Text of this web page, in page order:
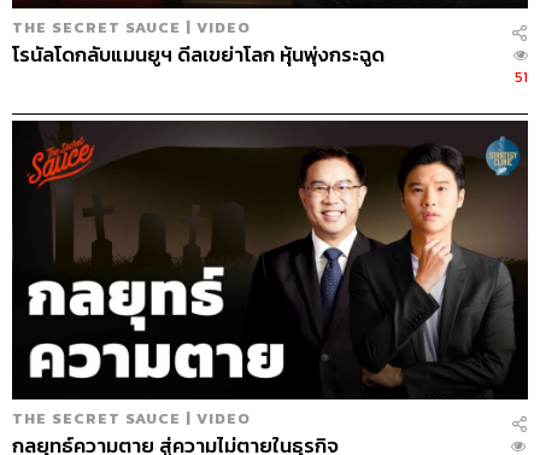
THE SECRET SAUCE | VIDEO
โรนัลโดกลับแมนยูฯ ดีลเขย่าโลก หุ้นพุ่งกระฉูด
51
THE SECRET SAUCE | VIDEO
กลยุทธ์ความตาย สู่ความไม่ตายในธุรกิจ